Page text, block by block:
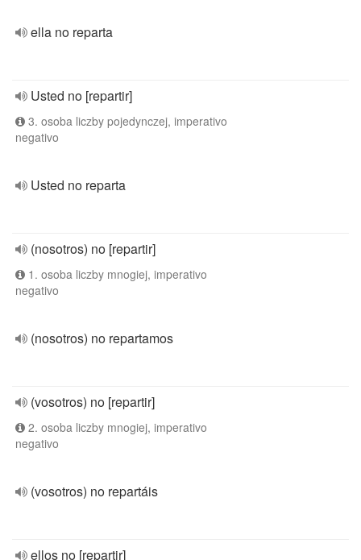
ella no reparta
Usted no [repartir]
3. osoba liczby pojedynczej, imperativo
negativo
Usted no reparta
(nosotros) no [repartir]
1. osoba liczby mnogiej, imperativo
negativo
(nosotros) no repartamos
(vosotros) no [repartir]
2. osoba liczby mnogiej, imperativo
negativo
(vosotros) no repartáis
ellos no [repartir]